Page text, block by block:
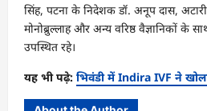
सिंह, पटना के निदेशक डॉ. अनूप दास, अटारी
मोनोब्रुल्लाह और अन्य वरिष्ठ वैज्ञानिकों के
उपस्थित रहे।
यह भी पढ़े: भिवंडी में Indira IVF ने